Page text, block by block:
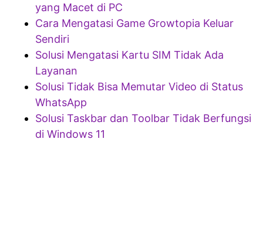
yang Macet di PC
Cara Mengatasi Game Growtopia Keluar
Sendiri
Solusi Mengatasi Kartu SIM Tidak Ada
Layanan
Solusi Tidak Bisa Memutar Video di Status
WhatsApp
Solusi Taskbar dan Toolbar Tidak Berfungsi
di Windows 11